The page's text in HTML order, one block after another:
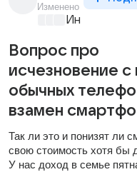
Изменено
Вопрос про
исчезновение
обычных
взамен
Так ли это и понизят ли
свою стоимость хотя бы
У нас доход в семье